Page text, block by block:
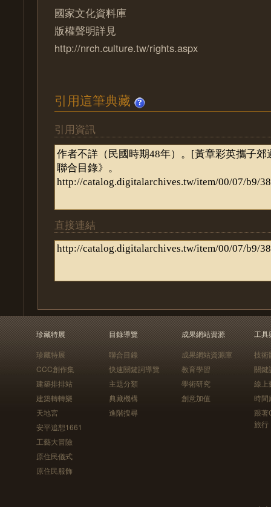
國家文化資料庫
版權聲明詳見
http://nrch.culture.tw/rights.aspx
引用這筆典藏
引用資訊
直接連結
珍藏特展
珍藏特展
CCC創作集
建築排排站
建築轉轉樂
天地宮
安平追想1661
工藝大冒險
原住民儀式
原住民服飾
目錄導覽
聯合目錄
快速關鍵詞導覽
主題分類
典藏機構
進階搜尋
成果網站資源
成果網站資源庫
教育學習
學術研究
創意加值
工具
技術
關鍵
線上
時間
跟
旅行